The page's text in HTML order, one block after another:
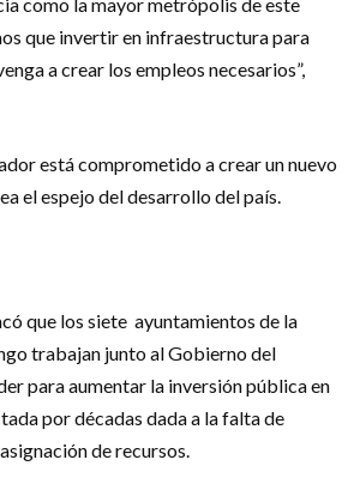
como la mayor metrópolis de este
que invertir en infraestructura para
a crear los empleos necesarios”,
está comprometido a crear un nuevo
el espejo del desarrollo del país.
que los siete ayuntamientos de la
trabajan junto al Gobierno del
para aumentar la inversión pública en
por décadas dada a la falta de
de recursos.